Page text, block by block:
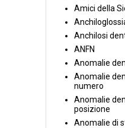
Amici della
Anchilosi
ANFN
Anomalie
Anomalie
numero
Anomalie
posizione
Anomalie di